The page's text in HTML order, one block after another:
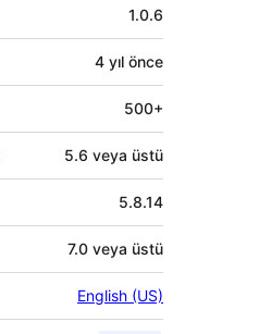
1.0.6
4 yıl önce
500+
5.6 veya üstü
5.8.14
7.0 veya üstü
English (US)